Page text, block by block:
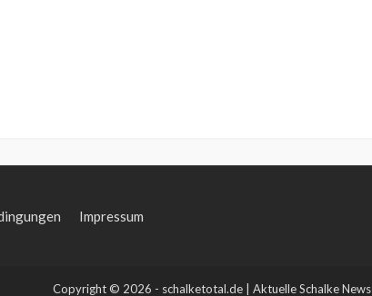
Impressum
Copyright © 2026 - schalketotal.de | Aktuelle Schalke News